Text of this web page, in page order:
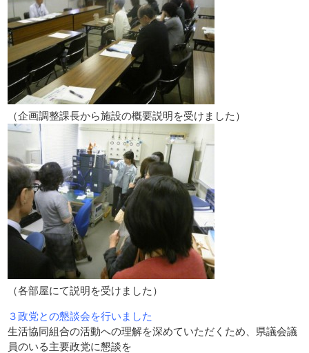
（企画調整課長から施設の概要説明を受けました）
（各部屋にて説明を受けました）
３政党との懇談会を行いました
生活協同組合の活動への理解を深めていただくため、県議会議
員のいる主要政党に懇談を